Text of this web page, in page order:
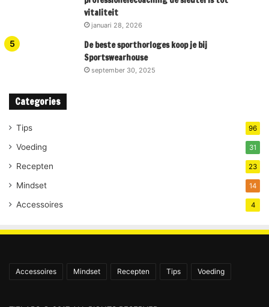
vitaliteit
januari 28, 2026
De beste sporthorloges koop je bij
Sportswearhouse
september 30, 2025
Categories
Tips 96
Voeding 31
Recepten 23
Mindset 14
Accessoires 4
Accessoires Mindset Recepten Tips Voeding